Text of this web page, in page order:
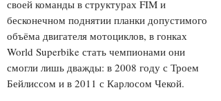
своей команды в структурах FIM и
бесконечном поднятии планки допустимого
объёма двигателя мотоциклов, в гонках
World Superbike стать чемпионами они
смогли лишь дважды: в 2008 году с Троем
Бейлиссом и в 2011 с Карлосом Чекой.